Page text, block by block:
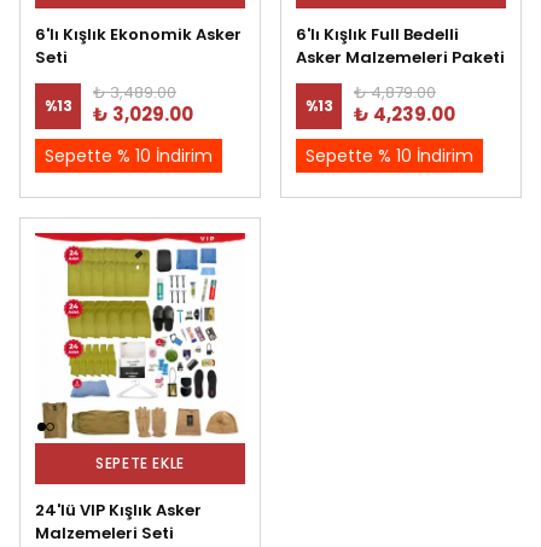
6'lı Kışlık Ekonomik Asker
Seti
%13
₺ 3,489.00
₺ 3,029.00
Sepette % 10 İndirim
6'lı Kışlık Full Bedelli
Asker Malzemeleri Paketi
%13
₺ 4,879.00
₺ 4,239.00
Sepette % 10 İndirim
SEPETE EKLE
24'lü VIP Kışlık Asker
Malzemeleri Seti